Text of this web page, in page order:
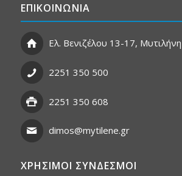
ΕΠΙΚΟΙΝΩΝΙΑ
Ελ. Βενιζέλου 13-17, Μυτιλήνη
2251 350 500
2251 350 608
dimos@mytilene.gr
ΧΡΗΣΙΜΟΙ ΣΥΝΔΕΣΜΟΙ